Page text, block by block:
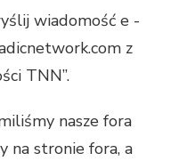
wiadomość e -
z
TNN”.
nasze fora
na stronie fora, a